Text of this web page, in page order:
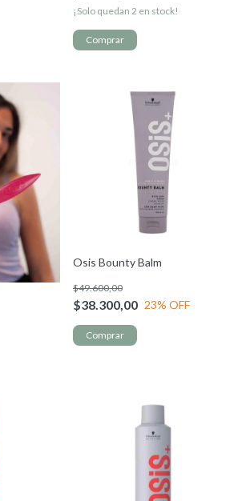
¡Solo quedan 2 en stock!
Osis Bounty Balm
$38.300,00
$49.600,00
23% OFF